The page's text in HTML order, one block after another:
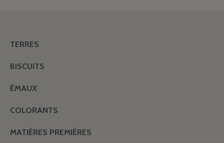
TERRES
BISCUITS
ÉMAUX
COLORANTS
MATIÈRES PREMIÈRES